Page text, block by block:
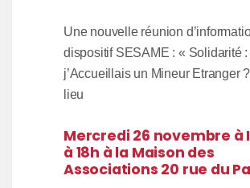
Une nouvelle réunion
dispositif SESAME : « Solidarité :
j’Accueillais un Mineur Etranger
lieu
Mercredi 26 novembre à
à 18h à la Maison des
Associations 20 rue du